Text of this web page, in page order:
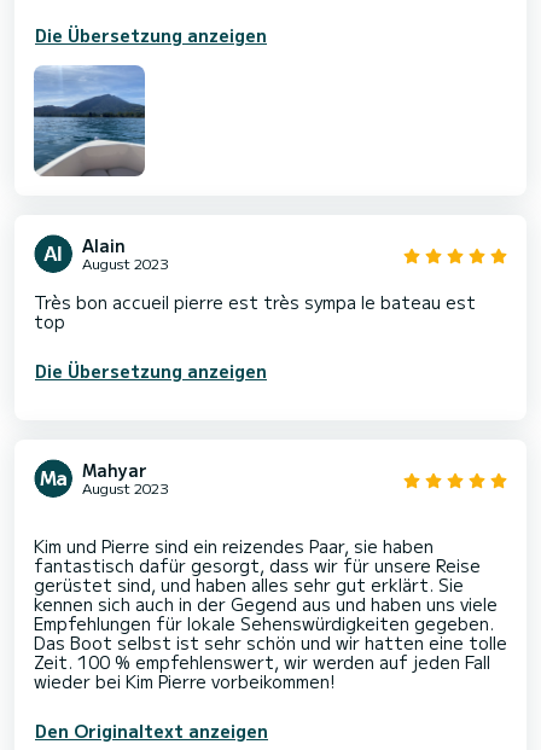
Die Übersetzung anzeigen
Alain
August 2023
Très bon accueil pierre est très sympa le bateau est
top
Die Übersetzung anzeigen
Mahyar
August 2023
Kim und Pierre sind ein reizendes Paar, sie haben
fantastisch dafür gesorgt, dass wir für unsere Reise
gerüstet sind, und haben alles sehr gut erklärt. Sie
kennen sich auch in der Gegend aus und haben uns viele
Empfehlungen für lokale Sehenswürdigkeiten gegeben.
Das Boot selbst ist sehr schön und wir hatten eine tolle
Zeit. 100 % empfehlenswert, wir werden auf jeden Fall
Den Originaltext anzeigen